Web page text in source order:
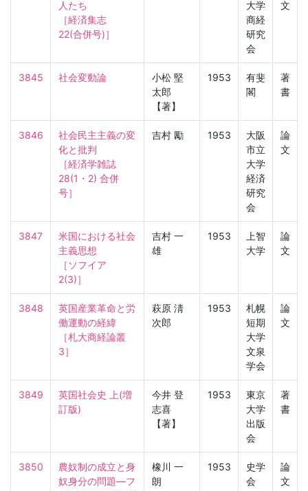
人たち
［経済集志
22(合併号)］
大学
商経
研究
会
文
3845 社会変動論
小松 堅
太郎
【著】
1953
有斐
閣
著
書
3846
社会民主主義の変
化と批判
［経済学雑誌
28(1・2) 合併
号］
吉村 勵 1953
大阪
市立
大学
経済
研究
会
論
文
3847
米国における社会
主義思想
［ソフイア
2(3)］
吉村 一
雄
1953
上智
大学
論
文
3848
英国産業革命と労
働運動の経緯
［札大商経論叢
3］
萩原 淸
次郎
1953
札幌
短期
大学
文泉
学会
論
文
3849
英国社会史 上(増
訂版)
今井 登
志喜
【著】
1953
東京
大学
出版
会
著
書
3850
農奴制の成立と身
奴身分の問題—フ
橡川 一
朗
1953
史学
会
論
文